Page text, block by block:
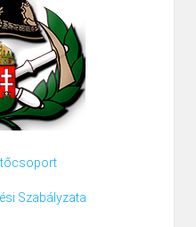
Szabályzata